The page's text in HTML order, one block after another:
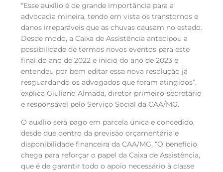
“Esse auxílio é de grande importância para a
advocacia mineira, tendo em vista os transtornos e
danos irreparáveis que as chuvas causam no estado.
Desde modo, a Caixa de Assistência antecipou a
possibilidade de termos novos eventos para este
final do ano de 2022 e início do ano de 2023 e
entendeu por bem editar essa nova resolução já
resguardando os advogados que foram atingidos”,
explica Giuliano Almada, diretor primeiro-secretário
e responsável pelo Serviço Social da CAA/MG.
O auxílio será pago em parcela única e concedido,
desde que dentro da previsão orçamentária e
disponibilidade financeira da CAA/MG. “O benefício
chega para reforçar o papel da Caixa de Assistência,
que é de garantir todo o apoio necessário à classe